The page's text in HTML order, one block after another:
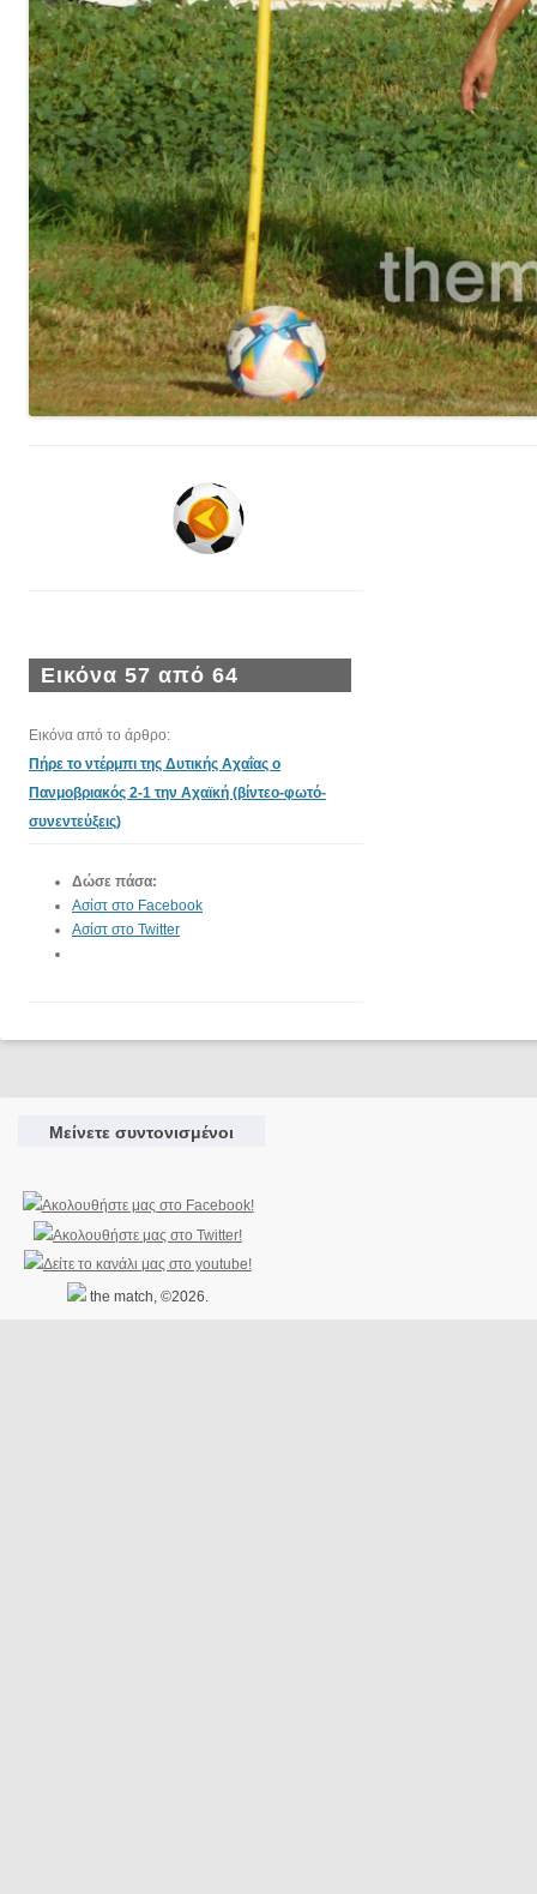
Εικόνα 57 από 64
Εικόνα από το άρθρο:
Πήρε το ντέρμπι της Δυτικής Αχαΐας ο
Πανμοβριακός 2-1 την Αχαϊκή (βίντεο-φωτό-
συνεντεύξεις)
Δώσε πάσα:
Ασίστ στο Facebook
Ασίστ στο Twitter
Μείνετε συντονισμένοι
the match, ©2026.